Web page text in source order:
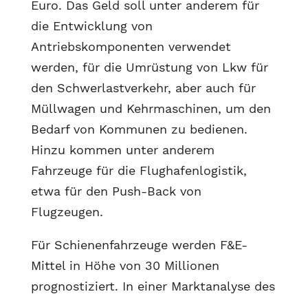
Euro. Das Geld soll unter anderem für
die Entwicklung von
Antriebskomponenten verwendet
werden, für die Umrüstung von Lkw für
den Schwerlastverkehr, aber auch für
Müllwagen und Kehrmaschinen, um den
Bedarf von Kommunen zu bedienen.
Hinzu kommen unter anderem
Fahrzeuge für die Flughafenlogistik,
etwa für den Push-Back von
Flugzeugen.
Für Schienenfahrzeuge werden F&E-
Mittel in Höhe von 30 Millionen
prognostiziert. In einer Marktanalyse des